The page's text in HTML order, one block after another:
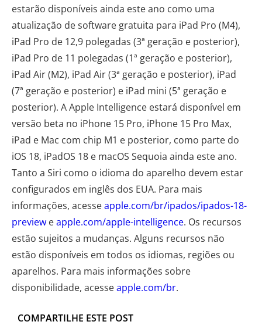
estarão disponíveis ainda este ano como uma
atualização de software gratuita para iPad Pro (M4),
iPad Pro de 12,9 polegadas (3ª geração e posterior),
iPad Pro de 11 polegadas (1ª geração e posterior),
iPad Air (M2), iPad Air (3ª geração e posterior), iPad
(7ª geração e posterior) e iPad mini (5ª geração e
posterior). A Apple Intelligence estará disponível em
versão beta no iPhone 15 Pro, iPhone 15 Pro Max,
iPad e Mac com chip M1 e posterior, como parte do
iOS 18, iPadOS 18 e macOS Sequoia ainda este ano.
Tanto a Siri como o idioma do aparelho devem estar
configurados em inglês dos EUA. Para mais
informações, acesseapple.com/br/ipados/ipados-18-
preview eapple.com/apple-intelligence. Os recursos
estão sujeitos a mudanças. Alguns recursos não
estão disponíveis em todos os idiomas, regiões ou
aparelhos. Para mais informações sobre
disponibilidade, acesseapple.com/br.
COMPARTILHE ESTE POST